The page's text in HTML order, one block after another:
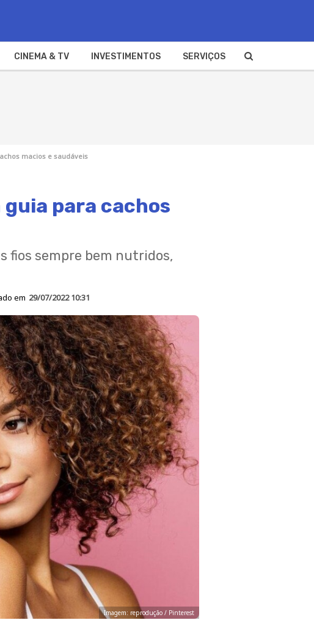
CINEMA & TV INVESTIMENTOS SERVIÇOS
macios e saudáveis
para cachos
fios sempre bem nutridos,
em 29/07/2022 10:31
Imagem: reprodução / Pinterest